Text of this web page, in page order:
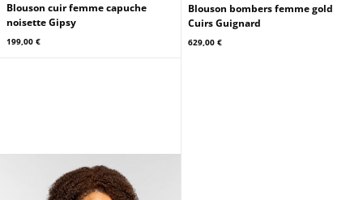
Blouson cuir femme capuche
noisette Gipsy
199,00 €
Blouson bombers femme gold
Cuirs Guignard
629,00 €